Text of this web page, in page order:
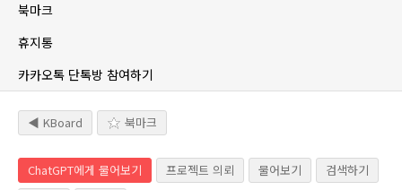
북마크
휴지통
카카오톡 단톡방 참여하기
◀ KBoard 북마크
ChatGPT에게 물어보기 프로젝트 의뢰 물어보기
검색하기